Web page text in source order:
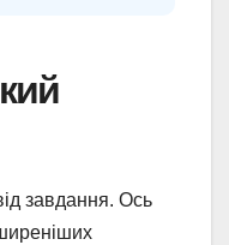
завдання. Ось